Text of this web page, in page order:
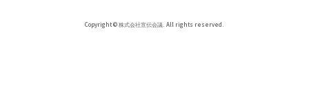
Copyright © 株式会社宣伝会議. All rights reserved.